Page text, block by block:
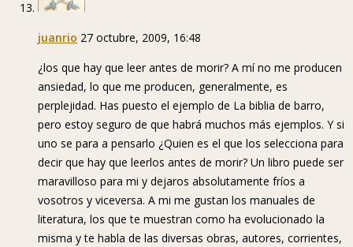
juanrio 27 octubre, 2009, 16:48
¿los que hay que leer antes de morir? A mí no me producen
ansiedad, lo que me producen, generalmente, es
perplejidad. Has puesto el ejemplo de La biblia de barro,
pero estoy seguro de que habrá muchos más ejemplos. Y si
uno se para a pensarlo ¿Quien es el que los selecciona para
decir que hay que leerlos antes de morir? Un libro puede ser
maravilloso para mi y dejaros absolutamente fríos a
vosotros y viceversa. A mi me gustan los manuales de
literatura, los que te muestran como ha evolucionado la
misma y te habla de las diversas obras, autores, corrientes,